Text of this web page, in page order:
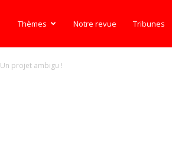
Thèmes Notre revue Tribunes
Un projet ambigu !